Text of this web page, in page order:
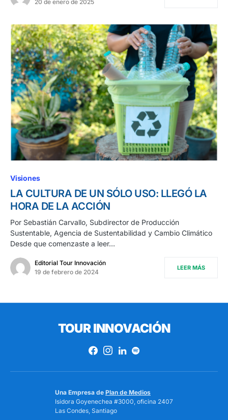
20 de enero de 2025
Visiones
LA CULTURA DE UN SÓLO USO: LLEGÓ LA
HORA DE LA ACCIÓN
Por Sebastián Carvallo, Subdirector de Producción
Sustentable, Agencia de Sustentabilidad y Cambio Climático
Desde que comenzaste a leer…
Editorial Tour Innovación
19 de febrero de 2024
LEER MÁS
TOUR INNOVACIÓN
Una Empresa de Plan de Medios
Isidora Goyenechea #3000, oficina 2407
Las Condes, Santiago